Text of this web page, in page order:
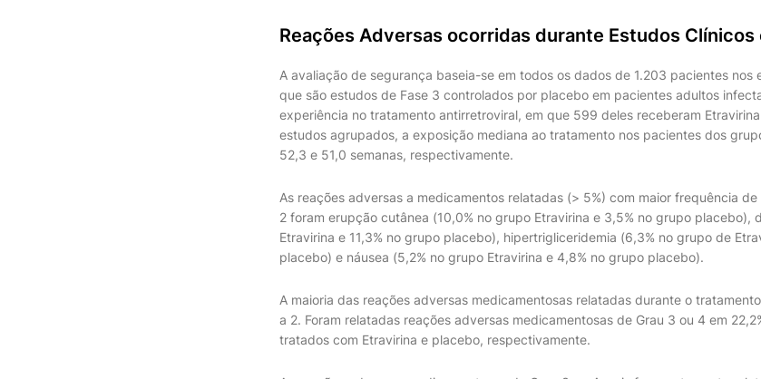
Reações Adversas ocorridas durante Estudos Clínicos
A avaliação de segurança baseia-se em todos os dados de 1.203 pacientes nos
que são estudos de Fase 3 controlados por placebo em pacientes adultos
experiência no tratamento antirretroviral, em que 599 deles receberam
estudos agrupados, a exposição mediana ao tratamento nos pacientes dos
52,3 e 51,0 semanas, respectivamente.
As reações adversas a medicamentos relatadas (> 5%) com maior frequência
2 foram erupção cutânea (10,0% no grupo Etravirina e 3,5% no grupo placebo),
Etravirina e 11,3% no grupo placebo), hipertrigliceridemia (6,3% no grupo de
placebo) e náusea (5,2% no grupo Etravirina e 4,8% no grupo placebo).
A maioria das reações adversas medicamentosas relatadas durante o
a 2. Foram relatadas reações adversas medicamentosas de Grau 3 ou 4 em
tratados com Etravirina e placebo, respectivamente.